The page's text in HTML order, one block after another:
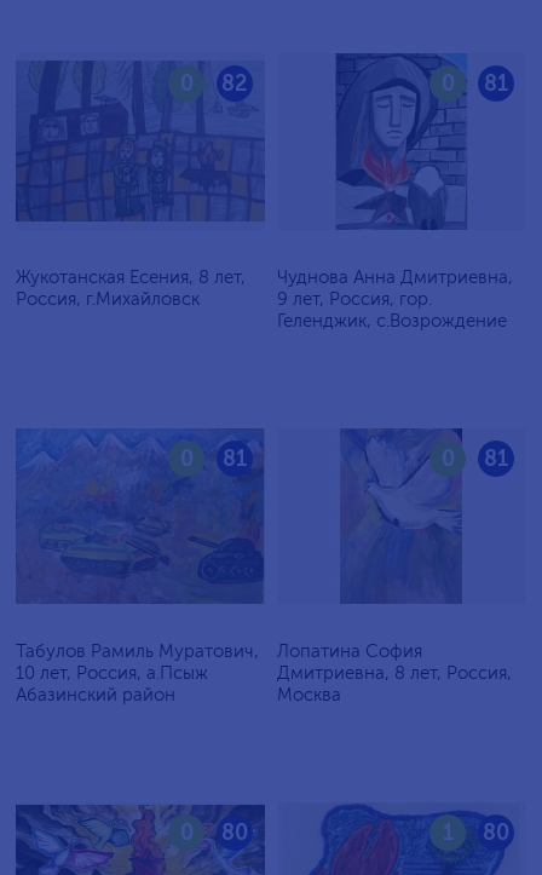
82
0
Жукотанская Есения, 8 лет,
Россия, г.Михайловск
81
0
Чуднова Анна Дмитриевна,
9 лет, Россия, гор.
Геленджик, с.Возрождение
81
0
Табулов Рамиль Муратович,
10 лет, Россия, а.Псыж
Абазинский район
81
0
Лопатина София
Дмитриевна, 8 лет, Россия,
Москва
80
0 80
1